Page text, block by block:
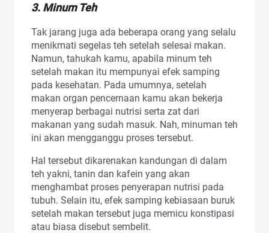
3. Minum Teh
Tak jarang juga ada beberapa orang yang selalu
menikmati segelas teh setelah selesai makan.
Namun, tahukah kamu, apabila minum teh
setelah makan itu mempunyai efek samping
pada kesehatan. Pada umumnya, setelah
makan organ pencernaan kamu akan bekerja
menyerap berbagai nutrisi serta zat dari
makanan yang sudah masuk. Nah, minuman teh
ini akan mengganggu proses tersebut.
Hal tersebut dikarenakan kandungan di dalam
teh yakni, tanin dan kafein yang akan
menghambat proses penyerapan nutrisi pada
tubuh. Selain itu, efek samping kebiasaan buruk
setelah makan tersebut juga memicu konstipasi
atau biasa disebut sembelit.